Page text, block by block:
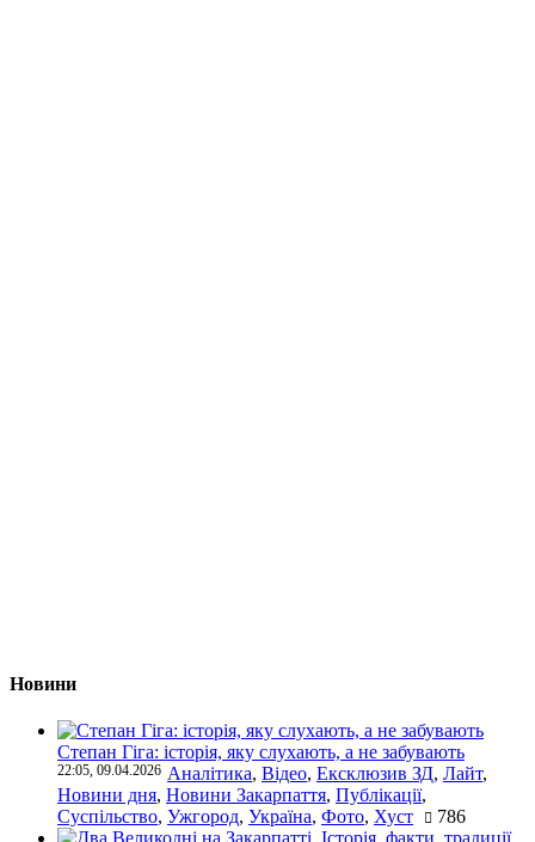
Новини
Степан Гіга: історія, яку слухають, а не забувають
22:05, 09.04.2026 Аналітика, Відео, Ексклюзив ЗД, Лайт,
Новини дня, Новини Закарпаття, Публікації,
Суспільство, Ужгород, Україна, Фото, Хуст 786